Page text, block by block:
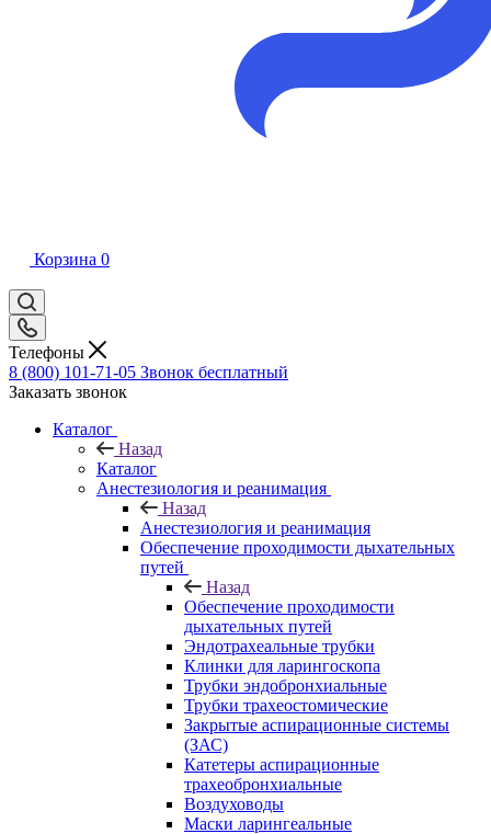
Корзина 0
Телефоны
8 (800) 101-71-05 Звонок бесплатный
Заказать звонок
Каталог
Назад
Каталог
Анестезиология и реанимация
Назад
Анестезиология и реанимация
Обеспечение проходимости дыхательных
путей
Назад
Обеспечение проходимости
дыхательных путей
Эндотрахеальные трубки
Клинки для ларингоскопа
Трубки эндобронхиальные
Трубки трахеостомические
Закрытые аспирационные системы
(ЗАС)
Катетеры аспирационные
трахеобронхиальные
Воздуховоды
Маски ларингеальные